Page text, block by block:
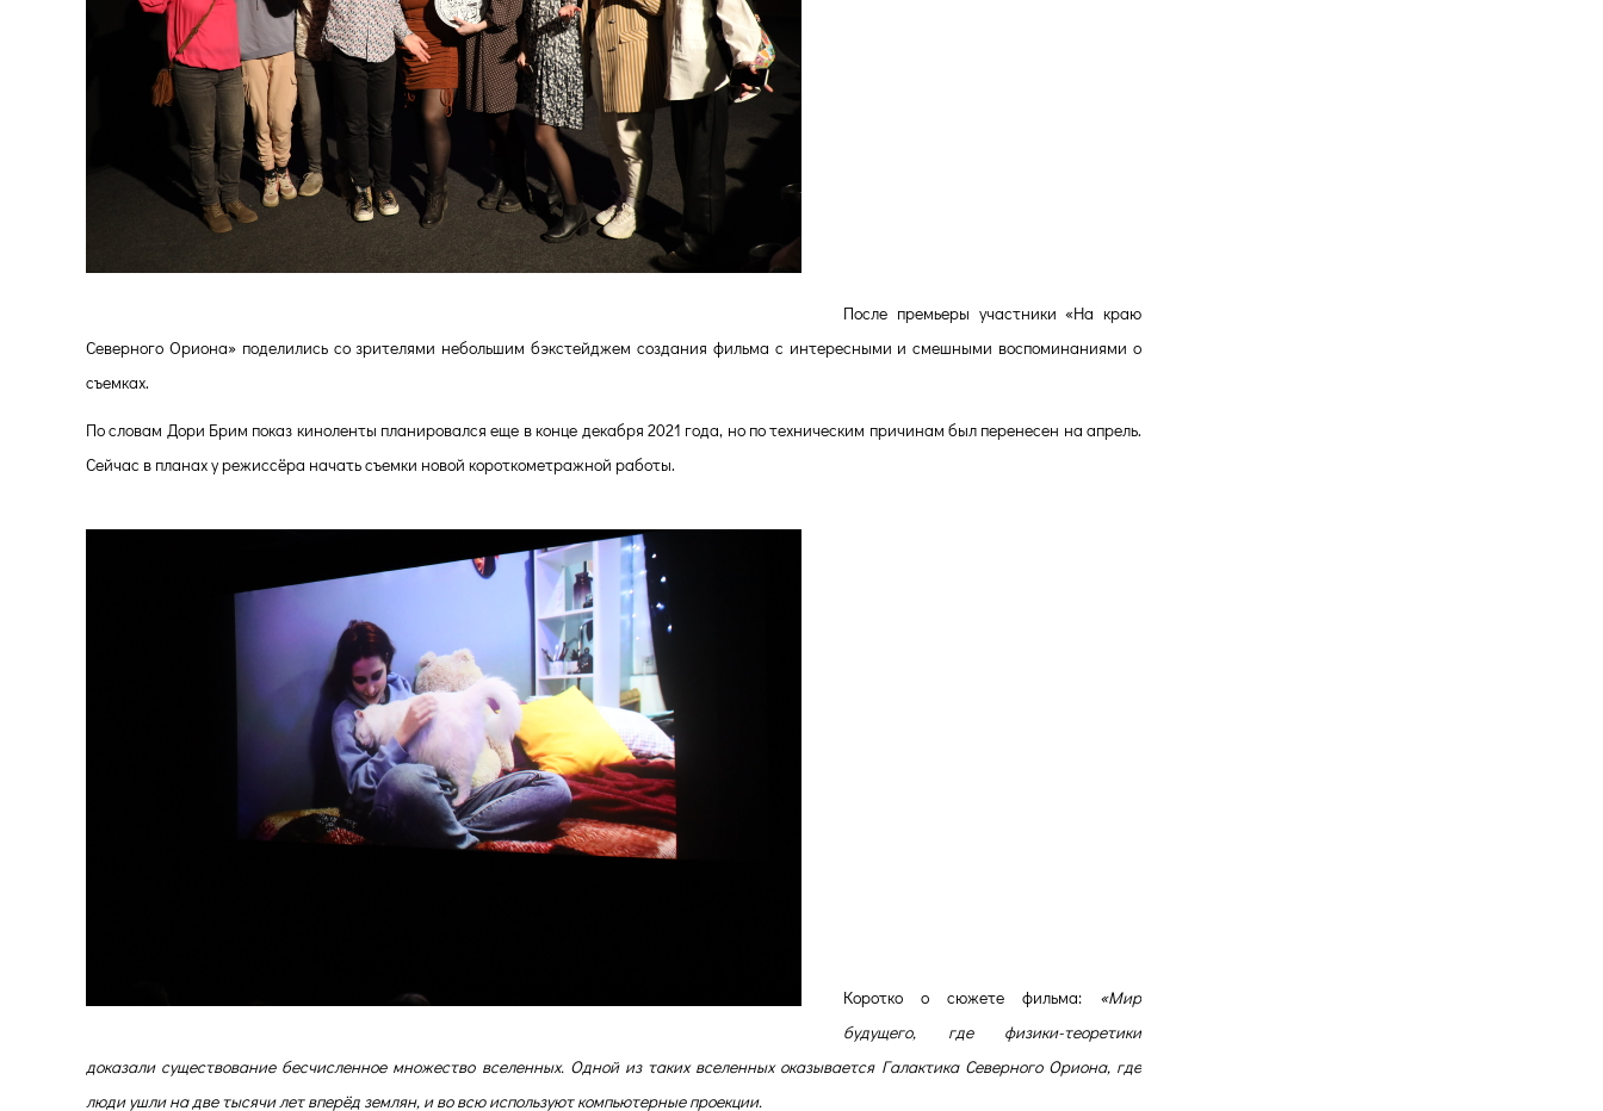
После премьеры участники «На краю
Северного Ориона» поделились со зрителями небольшим бэкстейджем создания фильма с интересными и смешными воспоминаниями о
съемках.
По словам Дори Брим показ киноленты планировался еще в конце декабря 2021 года, но по техническим причинам был перенесен на апрель.
Сейчас в планах у режиссёра начать съемки новой короткометражной работы.
Коротко о сюжете фильма:
«Мир
будущего, где физики-теоретики
доказали существование бесчисленное множество вселенных. Одной из таких вселенных оказывается Галактика Северного Ориона, где
люди ушли на две тысячи лет вперёд землян, и во всю используют компьютерные проекции.